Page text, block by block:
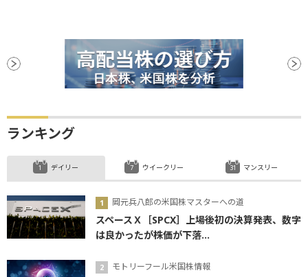
ランキング
デイリー
岡元兵八郎の米国株マスターへの道
スペースＸ［SPCX］上場後初の決算発表、数字
は良かったが株価が下落...
モトリーフール米国株情報
ウイークリー マンスリー